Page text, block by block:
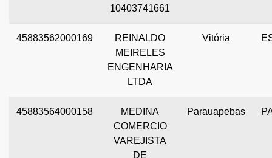
10403741661
45883562000169
REINALDO
MEIRELES
ENGENHARIA
LTDA
Vitória
45883564000158
MEDINA
COMERCIO
VAREJISTA
DE
Parauapebas